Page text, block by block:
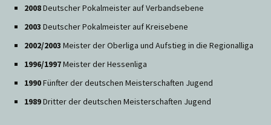
2008Deutscher Pokalmeister auf Verbandsebene
2003 Deutscher Pokalmeister auf Kreisebene
2002/2003 Meister der Oberliga und Aufstieg in die Regionalliga
1996/1997Meister der Hessenliga
1990Fünfter der deutschen Meisterschaften Jugend
1989Dritter der deutschen Meisterschaften Jugend